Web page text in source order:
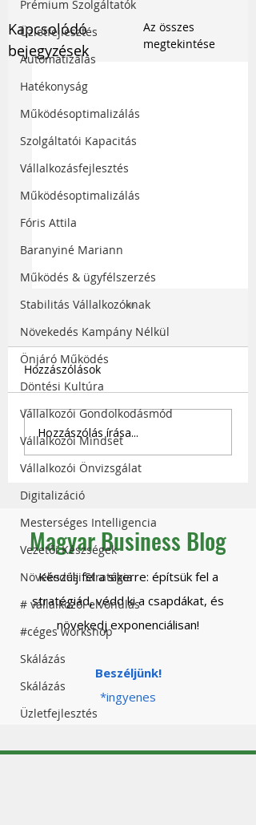
Prémium Szolgáltatók
Üzletfejlesztés
Automatizálás
Hatékonyság
Működésoptimalizálás
Szolgáltatói Kapacitás
Vállalkozásfejlesztés
Működésoptimalizálás
Fóris Attila
Baranyiné Mariann
Működés & ügyfélszerzés
Stabilitás Vállalkozóknak
Növekedés Kampány Nélkül
Önjáró Működés
Döntési Kultúra
Vállalkozói Gondolkodásmód
Vállalkozói Mindset
Vállalkozói Önvizsgálat
Digitalizáció
Mesterséges Intelligencia
Vezetői Készségek
Növekedési Stratégia
# vállalkozói elvonulás
#céges workshop
Skálázás
Skálázás
Üzletfejlesztés
Kapcsolódó
bejegyzések
Az összes
megtekintése
Munkaerő toborzás
marketing
szemlélettel, hogy
találj
Hozzászólások
Hozzászólás írása...
Magyar Business Blog
Készülj fel a sikerre: építsük fel a
stratégiád, védd ki a csapdákat, és
növekedj exponenciálisan!
Beszéljünk!
*ingyenes